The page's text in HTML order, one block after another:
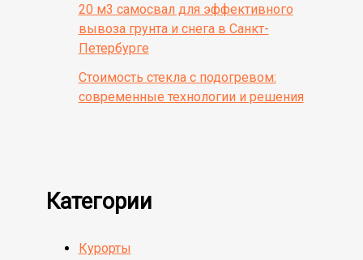
20 м3 самосвал для эффективного
вывоза грунта и снега в Санкт-
Петербурге
Стоимость стекла с подогревом:
современные технологии и решения
Категории
Курорты